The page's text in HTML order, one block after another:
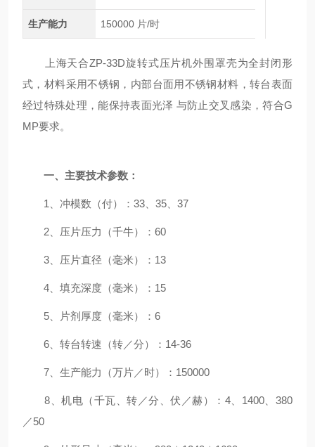
生产能力 150000 片/时
上海天合ZP-33D旋转式压片机外围罩壳为全封闭形
式，材料采用不锈钢，内部台面用不锈钢材料，转台表面
经过特殊处理，能保持表面光泽 与防止交叉感染，符合G
MP要求。
一、主要技术参数：
1、冲模数（付）：33、35、37
2、压片压力（千牛）：60
3、压片直径（毫米）：13
4、填充深度（毫米）：15
5、片剂厚度（毫米）：6
6、转台转速（转／分）：14-36
7、生产能力（万片／时）：150000
8、机电（千瓦、转／分、伏／赫）：4、1400、380
／50